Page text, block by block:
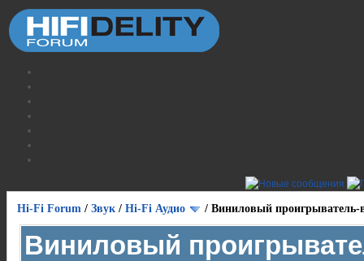
Hi-Fi Forum / Звук / Hi-Fi Аудио / Виниловый проигрыватель-
Виниловый